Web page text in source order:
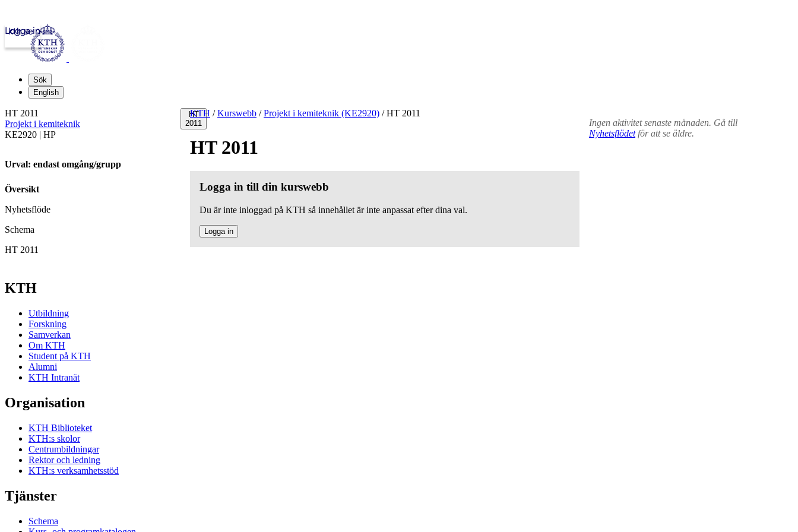
kth.se
Logga in
Sök
English
HT
2011
KTH / Kurswebb / Projekt i kemiteknik (KE2920) /HT 2011
HT 2011
Logga in till din kurswebb
Du är inte inloggad på KTH så innehållet är inte anpassat efter dina val.
Logga in
Ingen aktivitet senaste månaden. Gå till
Nyhetsflödetför att se äldre.
HT 2011
Projekt i kemiteknik
KE2920 | HP
Urval: endast omgång/grupp
Översikt
Nyhetsflöde
Schema
HT 2011
KTH
Utbildning
Forskning
Samverkan
Om KTH
Student på KTH
Alumni
KTH Intranät
Organisation
KTH Biblioteket
KTH:s skolor
Centrumbildningar
Rektor och ledning
KTH:s verksamhetsstöd
Tjänster
Schema